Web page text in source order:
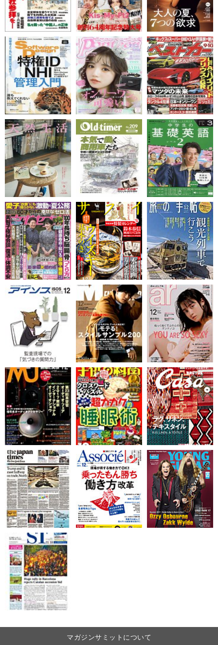
マガジンサミットについて